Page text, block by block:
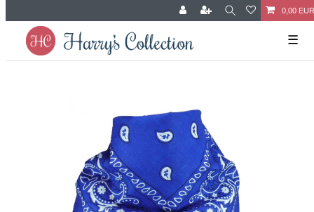
0,00 EUR
☰